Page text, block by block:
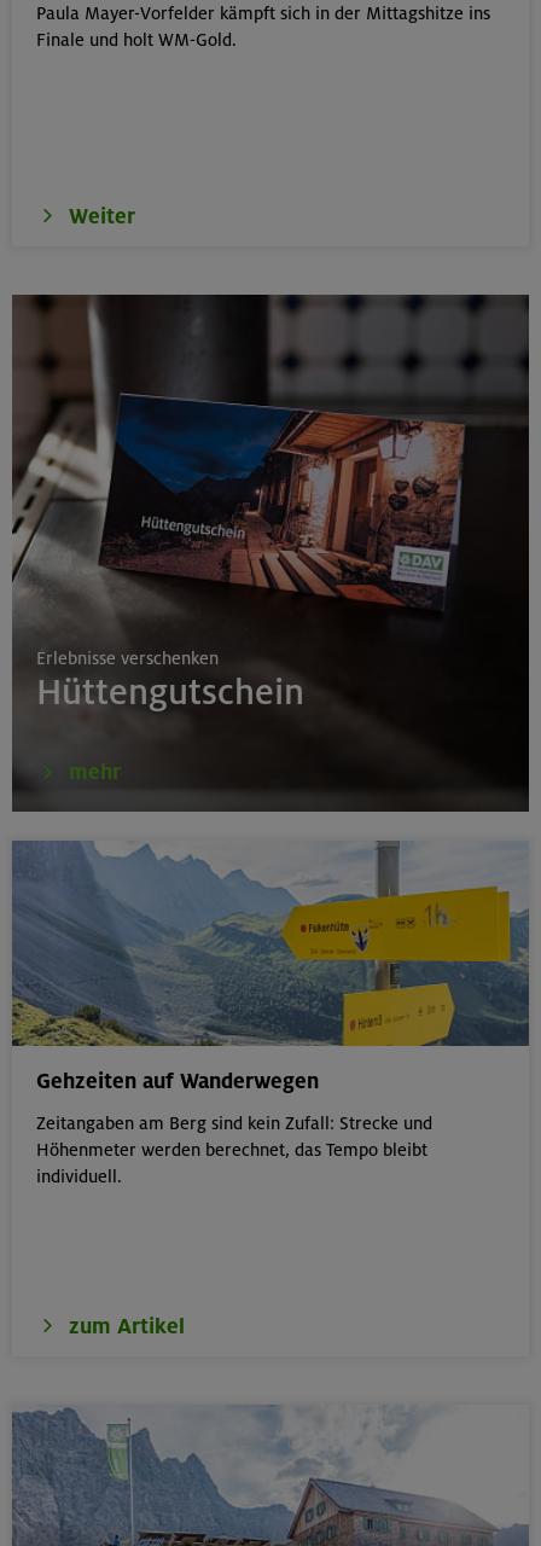
Klettersteige im Herzen von Montafon und Rätikon
(inkl. Ü)
MTB-Tour rund um den Hochgern
Kinderkletterkurs für Anfänger im Altmühltal
Südlicher Frankenjura
17./18./19.08.26
Grundkurs Klettern indoor
München
16.08.26
Karwendel
17.08.26
Klettertreff indoor
München
17.-19.08.26
Schwarzenstein 3369 m und Schönbichler Horn 3133
16.08.26
Bayerische Voralpen (Schlierseer Berge)
17./18./19.08.26
Paula Mayer-Vorfelder kämpft sich in der Mittagshitze ins
Finale und holt WM-Gold.
Weiter
Erlebnisse verschenken
Hüttengutschein
mehr
Gehzeiten auf Wanderwegen
Zeitangaben am Berg sind kein Zufall: Strecke und
Höhenmeter werden berechnet, das Tempo bleibt
individuell.
zum Artikel